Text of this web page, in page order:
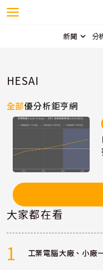
新聞 分
HESAI
全部優分析鉅亨網
大家都在看
1 工業電腦大廠、小廠